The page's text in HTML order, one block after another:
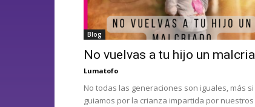
Blog
No vuelvas a tu hijo un
Lumatofo
No todas las generaciones son iguales, más
guiamos por la crianza impartida por nuestros